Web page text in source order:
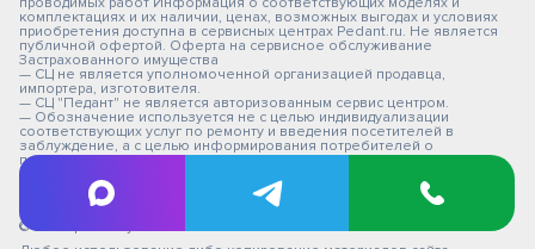
комплектациях и их наличии, ценах, возможных выгодах и условиях
приобретения доступна в сервисных центрах Pedant.ru. Не является
публичной офертой. Оферта на сервисное обслуживание
Застрахованного имущества
— СЦ не является уполномоченной организацией продавца,
импортера, изготовителя.
— СЦ "Педант" не является авторизованным сервис центром.
— Обозначение используется не с целью индивидуализации
соответствующих услуг по ремонту и введения посетителей в
заблуждение, а с целью информирования потребителей о
предоставляемых услугах в отношении техники правообладателей.
Вся информация на сайте носит исключительно информационный
© 2026 pedant-yaroslavl.ru